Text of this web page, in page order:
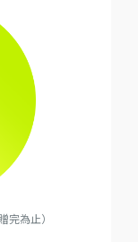
完為止）